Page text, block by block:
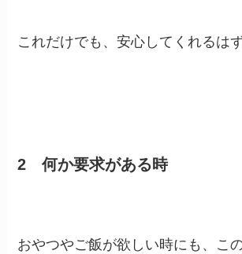
これだけでも、安心してくれるはず
2 何か要求がある時
おやつやご飯が欲しい時にも、こ